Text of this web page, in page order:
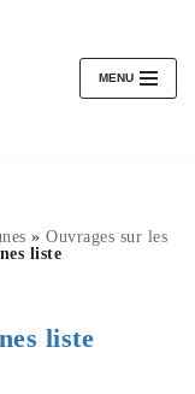
MENU
» Ouvrages sur les
liste
liste